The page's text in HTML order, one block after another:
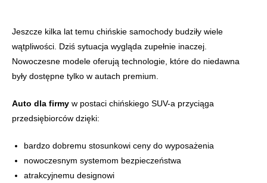
Jeszcze kilka lat temu chińskie samochody budziły wiele
wątpliwości. Dziś sytuacja wygląda zupełnie inaczej.
Nowoczesne modele oferują technologie, które do niedawna
były dostępne tylko w autach premium.
Auto dla firmy w postaci chińskiego SUV-a przyciąga
przedsiębiorców dzięki:
bardzo dobremu stosunkowi ceny do wyposażenia
nowoczesnym systemom bezpieczeństwa
atrakcyjnemu designowi